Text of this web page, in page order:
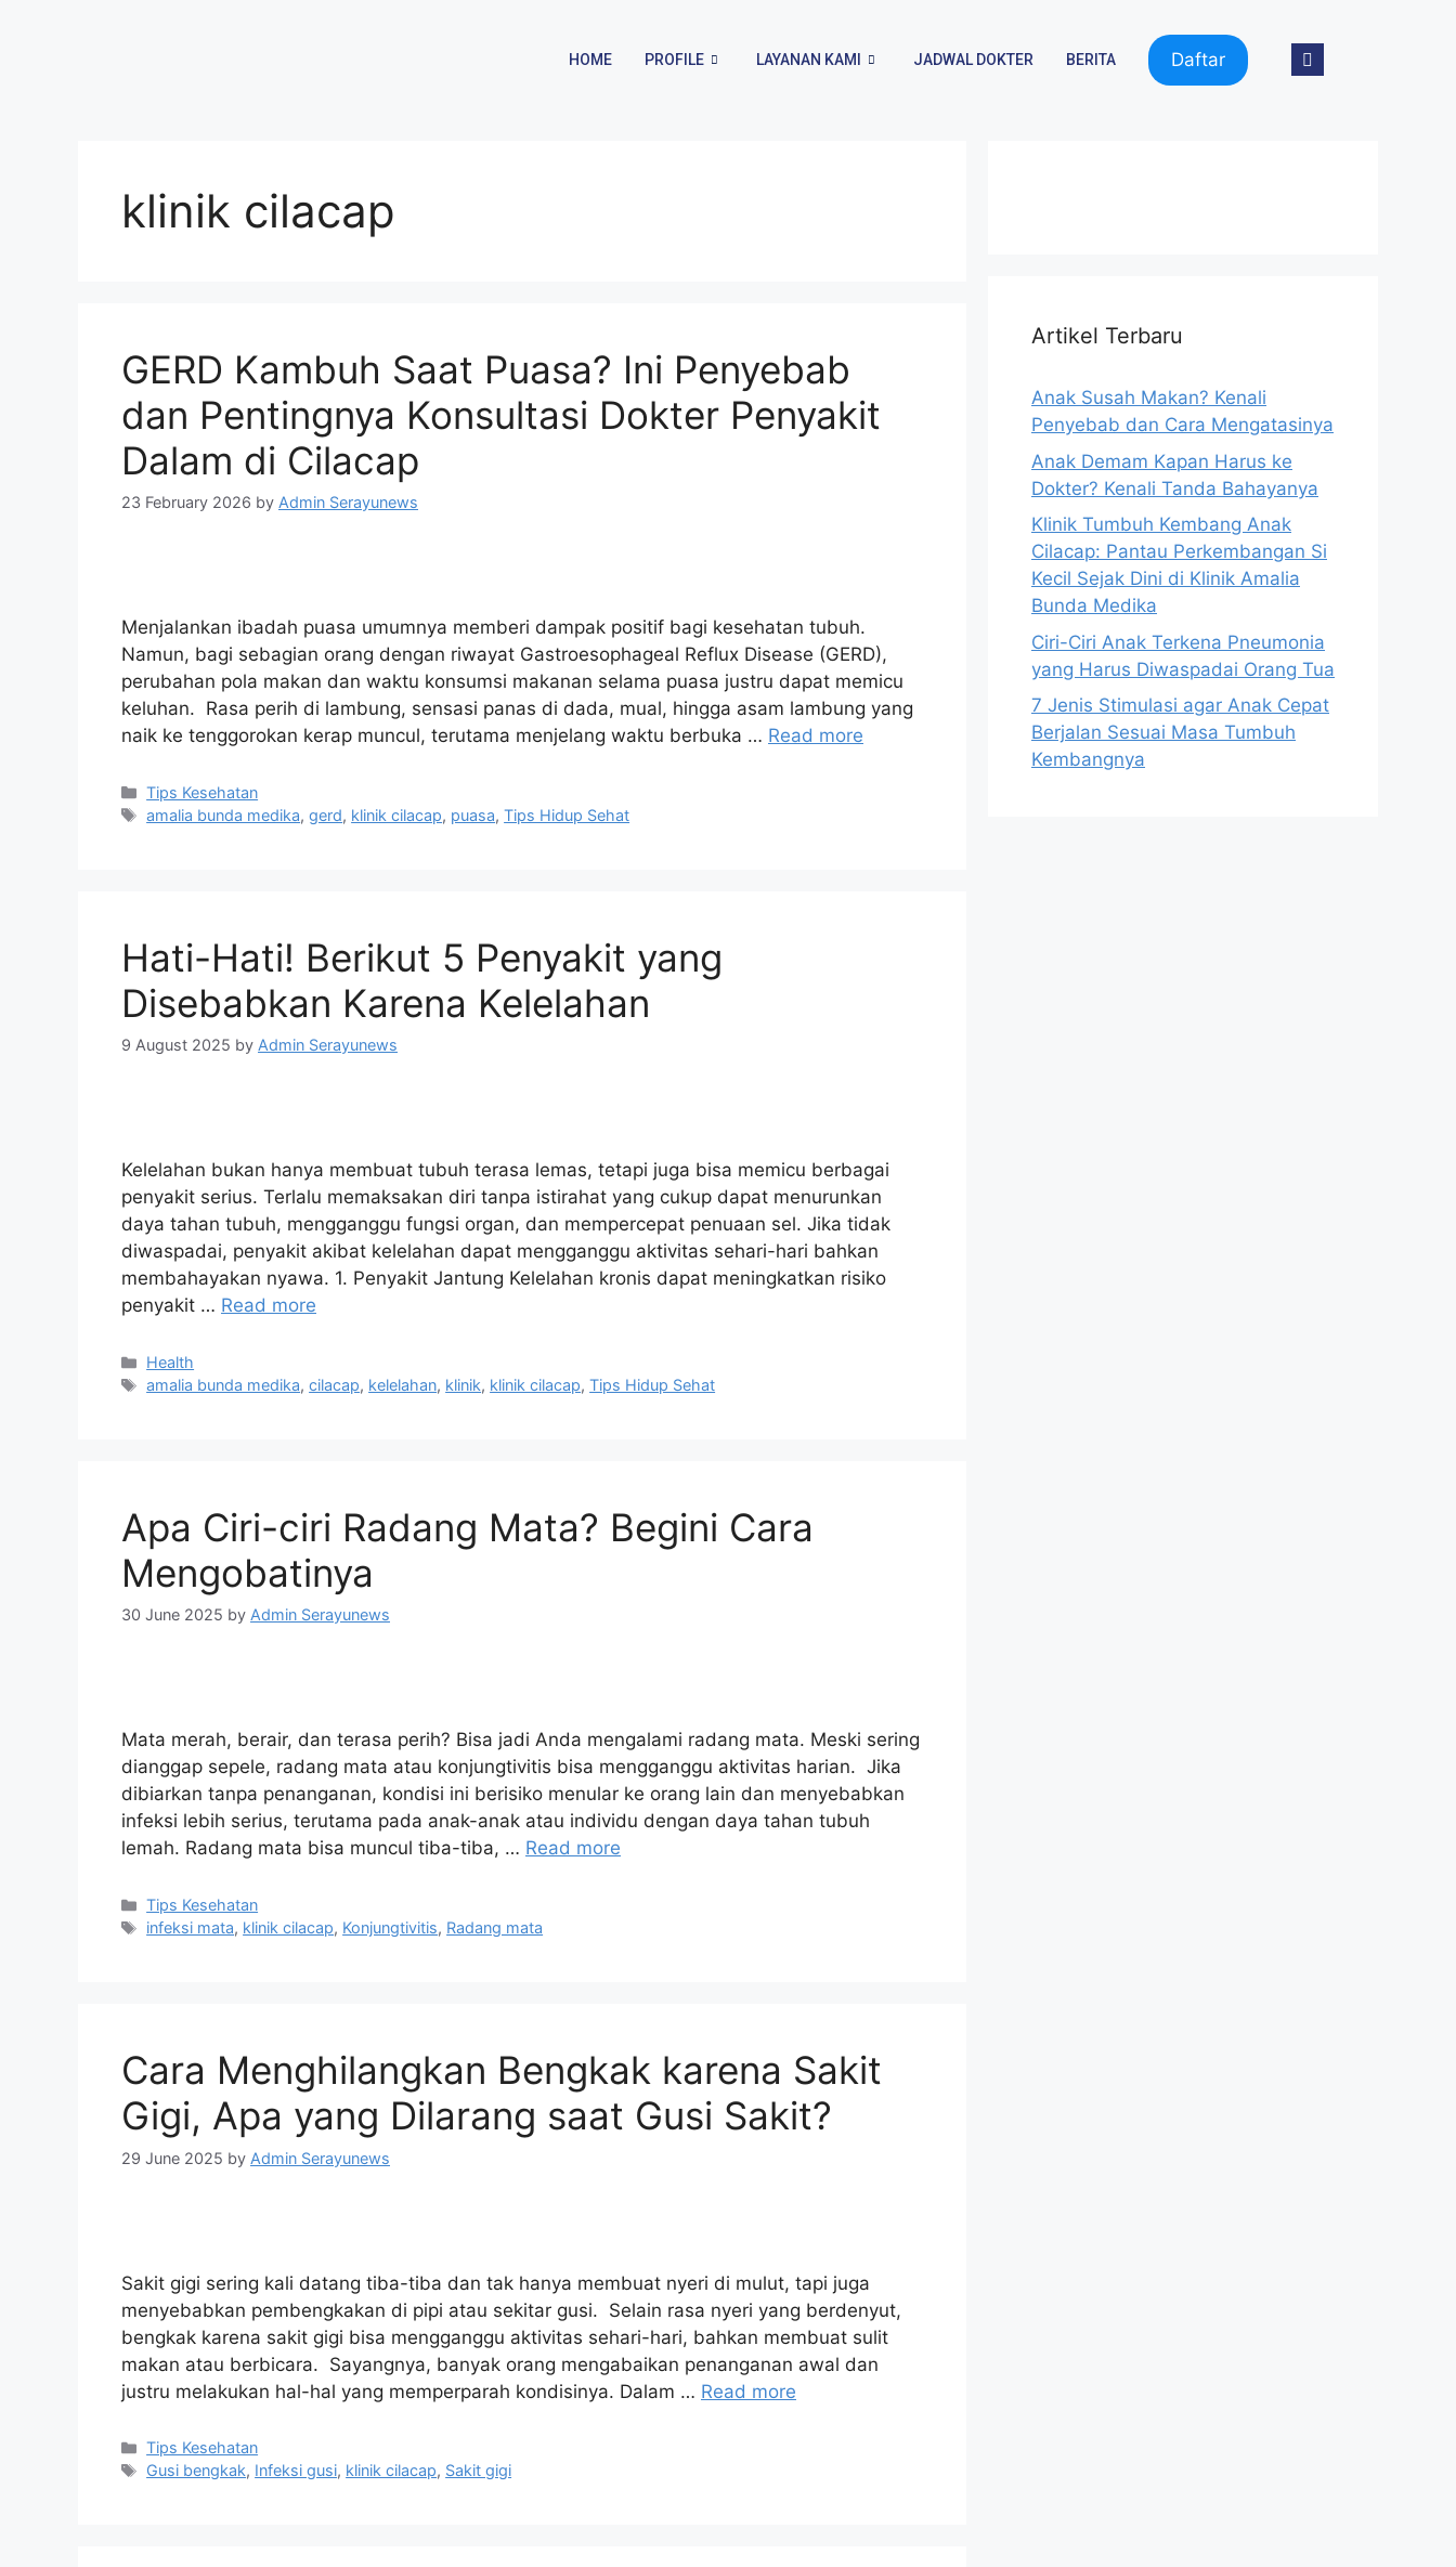
HOME PROFILE LAYANAN KAMI JADWAL DOKTER BERITA Daftar
klinik cilacap
GERD Kambuh Saat Puasa? Ini Penyebab
dan Pentingnya Konsultasi Dokter Penyakit
Dalam di Cilacap
23 February 2026 by Admin Serayunews
Menjalankan ibadah puasa umumnya memberi dampak positif bagi kesehatan tubuh.
Namun, bagi sebagian orang dengan riwayat Gastroesophageal Reflux Disease (GERD),
perubahan pola makan dan waktu konsumsi makanan selama puasa justru dapat memicu
keluhan. Rasa perih di lambung, sensasi panas di dada, mual, hingga asam lambung yang
naik ke tenggorokan kerap muncul, terutama menjelang waktu berbuka … Read more
Tips Kesehatan
amalia bunda medika,gerd, klinik cilacap, puasa,Tips Hidup Sehat
Hati-Hati! Berikut 5 Penyakit yang
Disebabkan Karena Kelelahan
9 August 2025 by Admin Serayunews
Kelelahan bukan hanya membuat tubuh terasa lemas, tetapi juga bisa memicu berbagai
penyakit serius. Terlalu memaksakan diri tanpa istirahat yang cukup dapat menurunkan
daya tahan tubuh, mengganggu fungsi organ, dan mempercepat penuaan sel. Jika tidak
diwaspadai, penyakit akibat kelelahan dapat mengganggu aktivitas sehari-hari bahkan
membahayakan nyawa. 1. Penyakit Jantung Kelelahan kronis dapat meningkatkan risiko
penyakit … Read more
Health
amalia bunda medika,cilacap, kelelahan, klinik, klinik cilacap,Tips Hidup Sehat
Apa Ciri-ciri Radang Mata? Begini Cara
Mengobatinya
30 June 2025 by Admin Serayunews
Mata merah, berair, dan terasa perih? Bisa jadi Anda mengalami radang mata. Meski sering
dianggap sepele, radang mata atau konjungtivitis bisa mengganggu aktivitas harian. Jika
dibiarkan tanpa penanganan, kondisi ini berisiko menular ke orang lain dan menyebabkan
infeksi lebih serius, terutama pada anak-anak atau individu dengan daya tahan tubuh
lemah. Radang mata bisa muncul tiba-tiba, … Read more
Tips Kesehatan
infeksi mata, klinik cilacap, Konjungtivitis, Radang mata
Cara Menghilangkan Bengkak karena Sakit
Gigi, Apa yang Dilarang saat Gusi Sakit?
29 June 2025 by Admin Serayunews
Sakit gigi sering kali datang tiba-tiba dan tak hanya membuat nyeri di mulut, tapi juga
menyebabkan pembengkakan di pipi atau sekitar gusi. Selain rasa nyeri yang berdenyut,
bengkak karena sakit gigi bisa mengganggu aktivitas sehari-hari, bahkan membuat sulit
makan atau berbicara. Sayangnya, banyak orang mengabaikan penanganan awal dan
justru melakukan hal-hal yang memperparah kondisinya. Dalam … Read more
Tips Kesehatan
Gusi bengkak, Infeksi gusi, klinik cilacap, Sakit gigi
Artikel Terbaru
Anak Susah Makan? Kenali
Penyebab dan Cara Mengatasinya
Anak Demam Kapan Harus ke
Dokter? Kenali Tanda Bahayanya
Klinik Tumbuh Kembang Anak
Cilacap: Pantau Perkembangan Si
Kecil Sejak Dini di Klinik Amalia
Bunda Medika
Ciri-Ciri Anak Terkena Pneumonia
yang Harus Diwaspadai Orang Tua
7 Jenis Stimulasi agar Anak Cepat
Berjalan Sesuai Masa Tumbuh
Kembangnya